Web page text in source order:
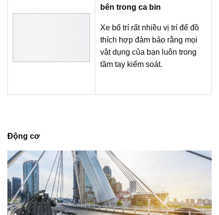
bên trong ca bin
Xe bố trí rất nhiều vị trí để đồ
thích hợp đảm bảo rằng mọi
vật dụng của bạn luôn trong
tầm tay kiểm soát.
Động cơ